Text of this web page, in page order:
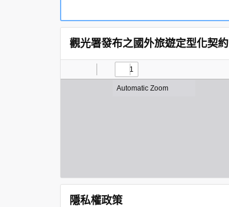
觀光署發布之國外旅遊定型化契約
隱私權政策